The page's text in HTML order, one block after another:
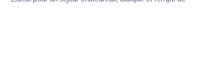
découvertes.